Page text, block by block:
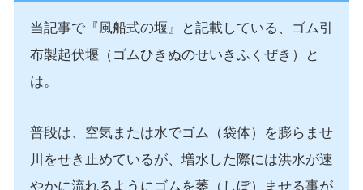
当記事で『風船式の堰』と記載している、ゴム引
布製起伏堰（ゴムひきぬのせいきふくぜき）と
は。
普段は、空気または水でゴム（袋体）を膨らませ
川をせき止めているが、増水した際には洪水が速
やかに流れるようにゴムを萎（しぼ）ませる事が